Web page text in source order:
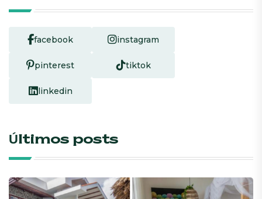
facebook instagram
pinterest tiktok
linkedin
Últimos posts